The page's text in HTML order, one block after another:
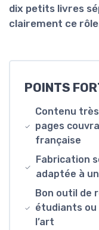
dix petits livres
clairement ce
POINTS
Contenu
pages
française
Fabrication
adaptée à
Bon outil de
étudiants ou
l’art